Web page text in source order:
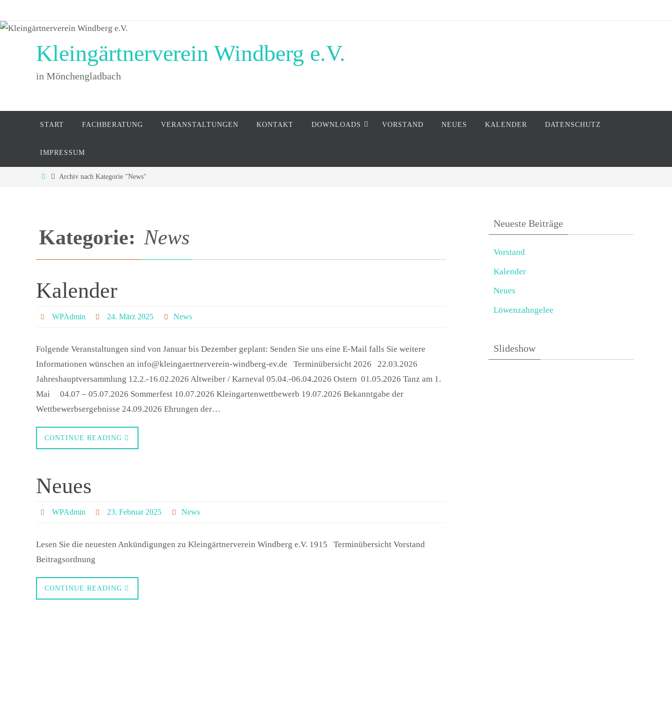
Inhalt
Kleingärtnerverein Windberg e.V.
in Mönchengladbach
START FACHBERATUNG VERANSTALTUNGEN KONTAKT DOWNLOADS VORSTAND NEUES KALENDER DATENSCHUTZ
IMPRESSUM
StartArchiv nach Kategorie "News"
Kategorie: News
Kalender
WPAdmin 24. März 2025 News
Folgende Veranstaltungen sind von Januar bis Dezember geplant: Senden Sie uns eine E-Mail falls Sie weitere
Informationen wünschen an info@kleingaertnerverein-windberg-ev.de Terminübersicht 2026 22.03.2026
Jahreshauptversammlung 12.2.-16.02.2026 Altweiber / Karneval 05.04.-06.04.2026 Ostern 01.05.2026 Tanz am 1.
Mai 04.07 – 05.07.2026 Sommerfest 10.07.2026 Kleingartenwettbewerb 19.07.2026 Bekanntgabe der
Wettbewerbsergebnisse 24.09.2026 Ehrungen der…
CONTINUE READING
Neues
WPAdmin 23. Februar 2025 News
Lesen Sie die neuesten Ankündigungen zu Kleingärtnerverein Windberg e.V. 1915 Terminübersicht Vorstand
Beitragsordnung
CONTINUE READING
Neueste Beiträge
Vorstand
Kalender
Neues
Löwenzahngelee
Slideshow